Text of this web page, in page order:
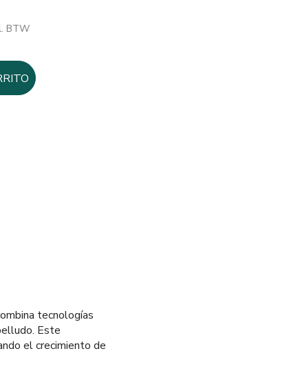
BTW
tecnologías
Este
el crecimiento de